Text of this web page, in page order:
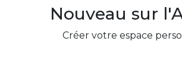
Nouveau sur
Créer votre espace